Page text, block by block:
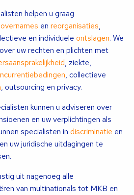
helpen u graag
overnames en reorganisaties,
en individuele ontslagen. We
uw rechten en plichten met
, ziekte,
, collectieve
, outsourcing en privacy.
kunnen u adviseren over
en uw verplichtingen als
specialisten in discriminatie en
uw juridische uitdagingen te
uit nagenoeg alle
van multinationals tot MKB en